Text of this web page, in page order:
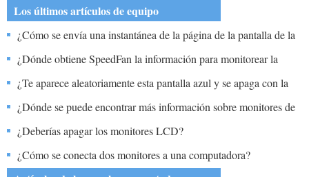
Los últimos artículos de equipo
¿Cómo se envía una instantánea de la página de la pantalla de la
computadora por correo electrónico?
¿Dónde obtiene SpeedFan la información para monitorear la
computadora?
¿Te aparece aleatoriamente esta pantalla azul y se apaga con la
pantalla?
¿Dónde se puede encontrar más información sobre monitores de
computadora grandes?
¿Deberías apagar los monitores LCD?
¿Cómo se conecta dos monitores a una computadora?